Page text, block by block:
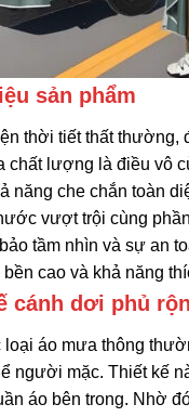
sản phẩm
thời tiết thất
chất lượng là điều vô
năng che chắn toàn
vượt trội cùng
tầm nhìn và sự an
bền cao và khả năng
cánh dơi phủ
loại áo mưa thông
người mặc. Thiết kế
áo bên trong. Nhờ